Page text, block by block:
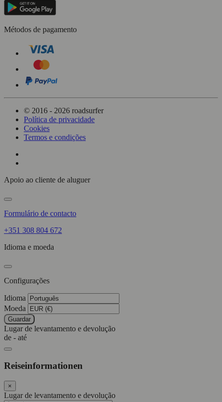
Métodos de pagamento
© 2016 - 2026 roadsurfer
Política de privacidade
Cookies
Termos e condições
Apoio ao cliente de aluguer
Formulário de contacto
+351 308 804 672
Idioma e moeda
Configurações
Idioma
Moeda
Guardar
Lugar de levantamento e devolução
de - até
Reiseinformationen
×
Lugar de levantamento e devolução